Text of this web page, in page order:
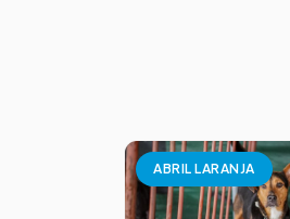
ABRIL LARANJA